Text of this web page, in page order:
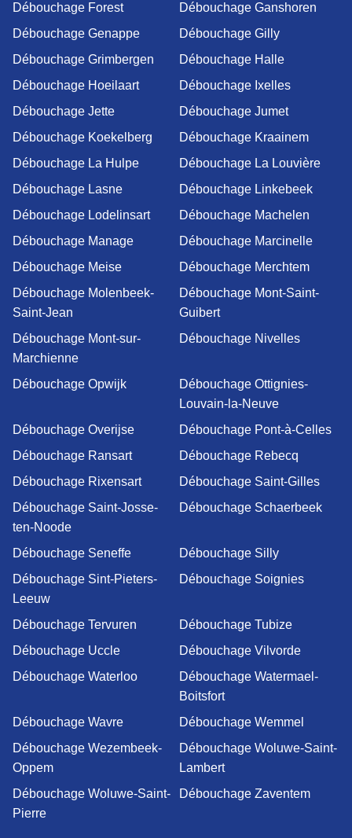
Débouchage Forest
Débouchage Ganshoren
Débouchage Genappe
Débouchage Gilly
Débouchage Grimbergen
Débouchage Halle
Débouchage Hoeilaart
Débouchage Ixelles
Débouchage Jette
Débouchage Jumet
Débouchage Koekelberg
Débouchage Kraainem
Débouchage La Hulpe
Débouchage La Louvière
Débouchage Lasne
Débouchage Linkebeek
Débouchage Lodelinsart
Débouchage Machelen
Débouchage Manage
Débouchage Marcinelle
Débouchage Meise
Débouchage Merchtem
Débouchage Molenbeek-
Saint-Jean
Débouchage Mont-Saint-
Guibert
Débouchage Mont-sur-
Marchienne
Débouchage Nivelles
Débouchage Opwijk
Débouchage Ottignies-
Louvain-la-Neuve
Débouchage Overijse
Débouchage Pont-à-Celles
Débouchage Ransart
Débouchage Rebecq
Débouchage Rixensart
Débouchage Saint-Gilles
Débouchage Saint-Josse-
ten-Noode
Débouchage Schaerbeek
Débouchage Seneffe
Débouchage Silly
Débouchage Sint-Pieters-
Leeuw
Débouchage Soignies
Débouchage Tervuren
Débouchage Tubize
Débouchage Uccle
Débouchage Vilvorde
Débouchage Waterloo
Débouchage Watermael-
Boitsfort
Débouchage Wavre
Débouchage Wemmel
Débouchage Wezembeek-
Oppem
Débouchage Woluwe-Saint-
Lambert
Débouchage Woluwe-Saint-
Pierre
Débouchage Zaventem